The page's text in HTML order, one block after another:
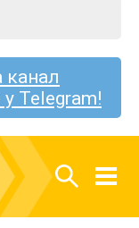
канал
Telegram!